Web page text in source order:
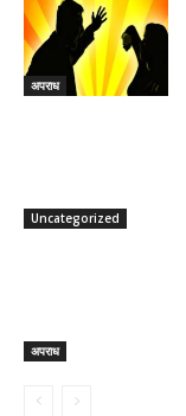
अपराध
Uncategorized
अपराध